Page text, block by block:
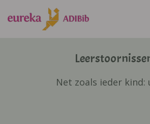
Net zoals ieder kind: